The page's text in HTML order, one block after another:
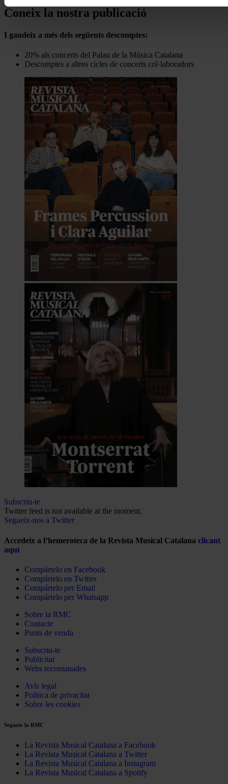
Coneix la nostra publicació
I gaudeix a més dels següents descomptes:
20% als concerts del Palau de la Música Catalana
Descomptes a altres cicles de concerts col·laboradors
Subscriu-te
Twitter feed is not available at the moment.
Segueix-nos a Twitter
Accedeix a l’hemeroteca de la Revista Musical Catalana clicant
aquí
Compártelo en Facebook
Compártelo en Twitter
Compártelo per Email
Compártelo per Whatsapp
Sobre la RMC
Contacte
Punts de venda
Subscriu-te
Publicitat
Webs recomanades
Avís legal
Política de privacitat
Sobre les cookies
Segueix la RMC
La Revista Musical Catalana a Facebook
La Revista Musical Catalana a Twitter
La Revista Musical Catalana a Instagram
La Revista Musical Catalana a Spotify